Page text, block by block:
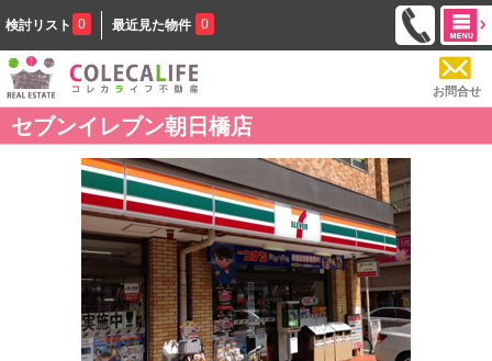
検討リスト 0 最近見た物件 0
お問合せ
セブンイレブン朝日橋店